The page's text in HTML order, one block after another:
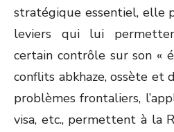
stratégique essentiel, elle
leviers qui lui
certain contrôle sur son «
conflits abkhaze, ossète et
problèmes frontaliers,
visa, etc., permettent à la